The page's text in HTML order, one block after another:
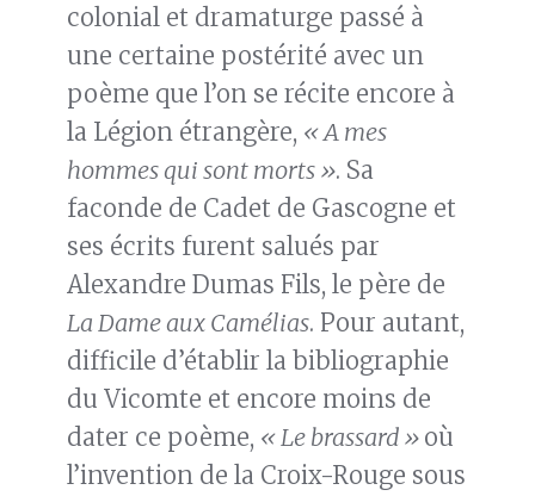
colonial et dramaturge passé à
une certaine postérité avec un
poème que l’on se récite encore à
la Légion étrangère, « A mes
hommes qui sont morts ». Sa
faconde de Cadet de Gascogne et
ses écrits furent salués par
Alexandre Dumas Fils, le père de
La Dame aux Camélias. Pour autant,
difficile d’établir la bibliographie
du Vicomte et encore moins de
dater ce poème, « Le brassard » où
l’invention de la Croix-Rouge sous